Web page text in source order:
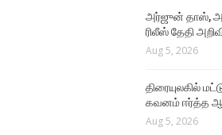
அர்ஜுன் தாஸ்,
ரிலீஸ் தேதி
Aug 5, 2026
திரையுலகில்
கவனம் ஈர்த்த
Aug 5, 2026